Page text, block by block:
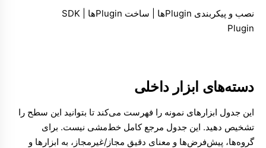
نصب و پیکربندی Pluginها ساخت Pluginها
SDK
دسته‌های ابزار داخلی
این جدول ابزارهای نمونه را فهرست می‌کند تا بتوانید این سطح را
تشخیص دهید. این جدول مرجع کامل خط‌مشی نیست. برای
گروه‌ها، پیش‌فرض‌ها و معنای دقیق مجاز/غیرمجاز، به ابزارها و